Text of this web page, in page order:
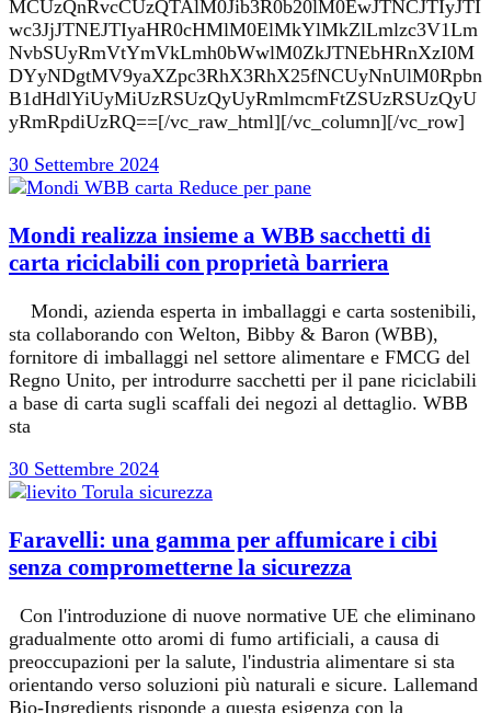
MCUzQnRvcCUzQTAlM0Jib3R0b20lM0EwJTNCJTIyJTI
wc3JjJTNEJTIyaHR0cHMlM0ElMkYlMkZlLmlzc3V1Lm
NvbSUyRmVtYmVkLmh0bWwlM0ZkJTNEbHRnXzI0M
DYyNDgtMV9yaXZpc3RhX3RhX25fNCUyNnUlM0Rpbn
B1dHdlYiUyMiUzRSUzQyUyRmlmcmFtZSUzRSUzQyU
yRmRpdiUzRQ==[/vc_raw_html][/vc_column][/vc_row]
30 Settembre 2024
Mondi realizza insieme a WBB sacchetti di
carta riciclabili con proprietà barriera
Mondi, azienda esperta in imballaggi e carta sostenibili,
sta collaborando con Welton, Bibby & Baron (WBB),
fornitore di imballaggi nel settore alimentare e FMCG del
Regno Unito, per introdurre sacchetti per il pane riciclabili
a base di carta sugli scaffali dei negozi al dettaglio. WBB
sta
30 Settembre 2024
Faravelli: una gamma per affumicare i cibi
senza comprometterne la sicurezza
Con l'introduzione di nuove normative UE che eliminano
gradualmente otto aromi di fumo artificiali, a causa di
preoccupazioni per la salute, l'industria alimentare si sta
orientando verso soluzioni più naturali e sicure. Lallemand
Bio-Ingredients risponde a questa esigenza con la